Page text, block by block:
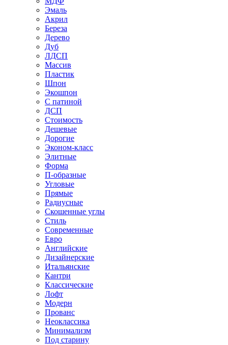
Эмаль
Акрил
Береза
Дерево
Дуб
ЛДСП
Массив
Пластик
Шпон
Экошпон
С патиной
ДСП
Стоимость
Дешевые
Дорогие
Эконом-класс
Элитные
Форма
П-образные
Угловые
Прямые
Радиусные
Скошенные углы
Стиль
Современные
Евро
Английские
Дизайнерские
Итальянские
Кантри
Классические
Лофт
Модерн
Прованс
Неоклассика
Минимализм
Под старину